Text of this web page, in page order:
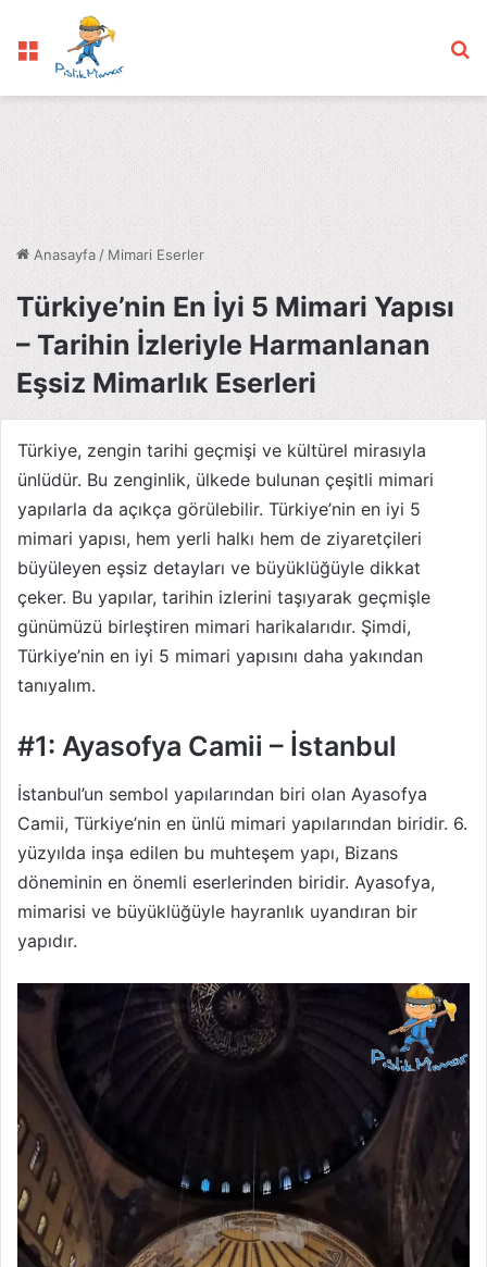
Menü
Anasayfa / Mimari Eserler
Türkiye’nin En İyi 5 Mimari Yapısı
– Tarihin İzleriyle Harmanlanan
Eşsiz Mimarlık Eserleri
Türkiye, zengin tarihi geçmişi ve kültürel mirasıyla
ünlüdür. Bu zenginlik, ülkede bulunan çeşitli mimari
yapılarla da açıkça görülebilir. Türkiye’nin en iyi 5
mimari yapısı, hem yerli halkı hem de ziyaretçileri
büyüleyen eşsiz detayları ve büyüklüğüyle dikkat
çeker. Bu yapılar, tarihin izlerini taşıyarak geçmişle
günümüzü birleştiren mimari harikalarıdır. Şimdi,
Türkiye’nin en iyi 5 mimari yapısını daha yakından
tanıyalım.
#1: Ayasofya Camii – İstanbul
İstanbul’un sembol yapılarından biri olan Ayasofya
Camii, Türkiye’nin en ünlü mimari yapılarından biridir. 6.
yüzyılda inşa edilen bu muhteşem yapı, Bizans
döneminin en önemli eserlerinden biridir. Ayasofya,
mimarisi ve büyüklüğüyle hayranlık uyandıran bir
yapıdır.